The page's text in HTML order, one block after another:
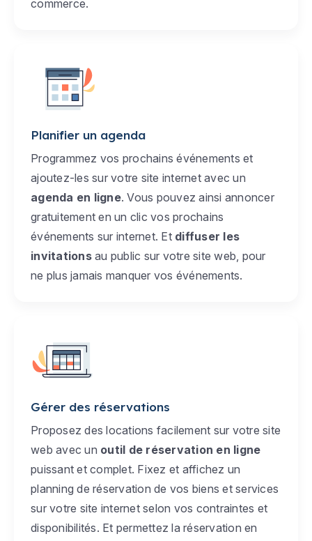
commerce.
Planifier un agenda
Programmez vos prochains événements et
ajoutez-les sur votre site internet avec un
agenda en ligne. Vous pouvez ainsi annoncer
gratuitement en un clic vos prochains
événements sur internet. Et diffuser les
invitationsau public sur votre site web, pour
ne plus jamais manquer vos événements.
Gérer des réservations
Proposez des locations facilement sur votre site
web avec un outil de réservation en ligne
puissant et complet. Fixez et affichez un
planning de réservation de vos biens et services
sur votre site internet selon vos contraintes et
disponibilités. Et permettez la réservation en